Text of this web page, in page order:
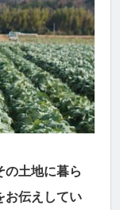
の土地に暮ら
お伝えしてい